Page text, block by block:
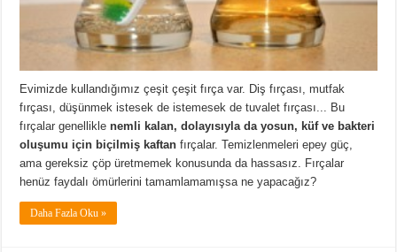
Evimizde kullandığımız çeşit çeşit fırça var. Diş fırçası, mutfak
fırçası, düşünmek istesek de istemesek de tuvalet fırçası... Bu
fırçalar genelliklenemli kalan, dolayısıyla da yosun, küf ve bakteri
oluşumu için biçilmiş kaftan fırçalar. Temizlenmeleri epey güç,
ama gereksiz çöp üretmemek konusunda da hassasız. Fırçalar
henüz faydalı ömürlerini tamamlamamışsa ne yapacağız?
Daha Fazla Oku »